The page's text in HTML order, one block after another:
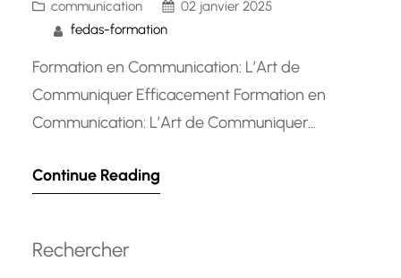
communication
02 janvier 2025
fedas-formation
Formation en Communication: L’Art de
Communiquer Efficacement Formation en
Communication: L’Art de Communiquer
compétence essentielle dans tous les aspects
clients, des partenaires commerciaux ou même
Continue Reading
Rechercher